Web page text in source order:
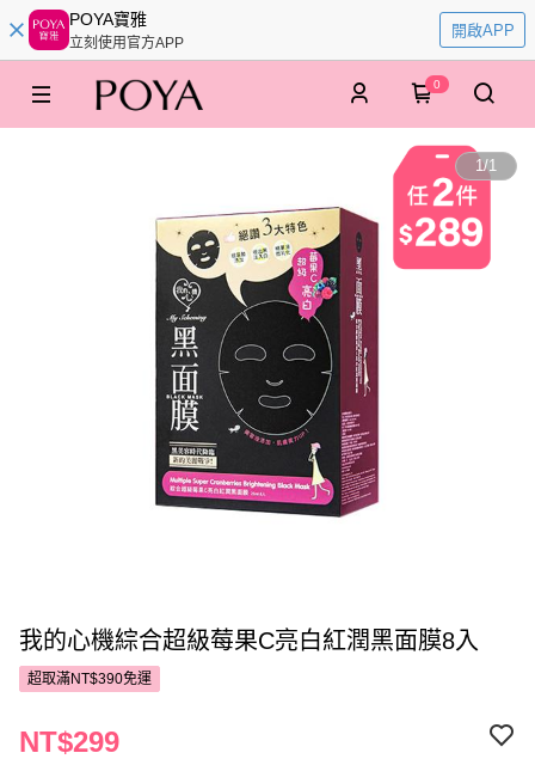
POYA寶雅
立刻使用官方APP
開啟APP
0
1/1
我的心機綜合超級莓果C亮白紅潤黑面膜8入
超取滿NT$390免運
NT$299